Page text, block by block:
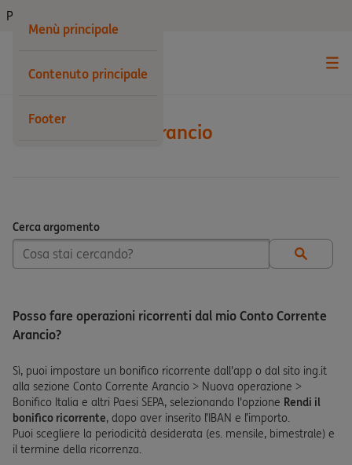
Menù principale
Contenuto principale
Footer
Privati
Conto Corrente Arancio
Cerca argomento
Cerca argomento
Posso fare operazioni ricorrenti dal mio Conto Corrente
Arancio?
Sì, puoi impostare un bonifico ricorrente dall'app o dal sito ing.it
alla sezione Conto Corrente Arancio > Nuova operazione >
Bonifico Italia e altri Paesi SEPA, selezionando l'opzione Rendi il
bonifico ricorrente, dopo aver inserito l’IBAN e l’importo.
Puoi scegliere la periodicità desiderata (es. mensile, bimestrale) e
il termine della ricorrenza.